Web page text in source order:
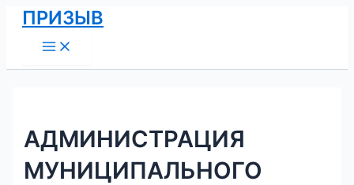
Перейти
содержимому
ПРИЗЫВ
Menu
АДМИНИСТРАЦИЯ
МУНИЦИПАЛЬНОГО
Навигация
по
записям